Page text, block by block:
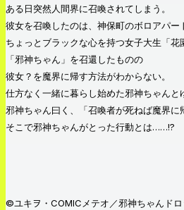
ある日突然人間界に召喚されてしまう。
彼女を召喚したのは、神保町のボロアパー
ちょっとブラックな心を持つ女子大生「花
「邪神ちゃん」を召還したものの
彼女？を魔界に帰す方法がわからない。
仕方なく一緒に暮らし始めた邪神ちゃんと
邪神ちゃん曰く、「召喚者が死ねば魔界に
そこで邪神ちゃんがとった行動とは……!?
©ユキヲ・COMICメテオ／邪神ちゃんド